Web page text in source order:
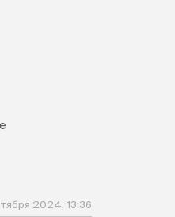
2024, 13:36